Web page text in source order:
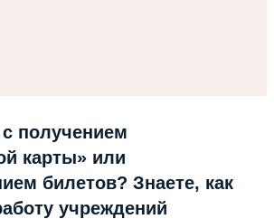
получением
карты» или
билетов? Знаете, как
учреждений